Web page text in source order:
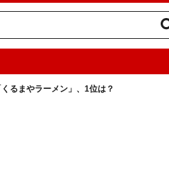
るまやラーメン」、1位は？